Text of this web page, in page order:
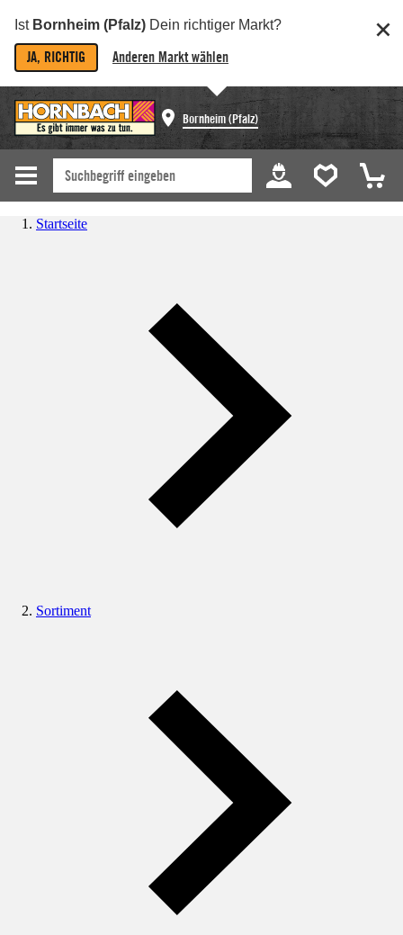
Ist Bornheim (Pfalz) Dein richtiger Markt?
JA, RICHTIG Anderen Markt wählen
Bornheim (Pfalz)
Startseite
Sortiment